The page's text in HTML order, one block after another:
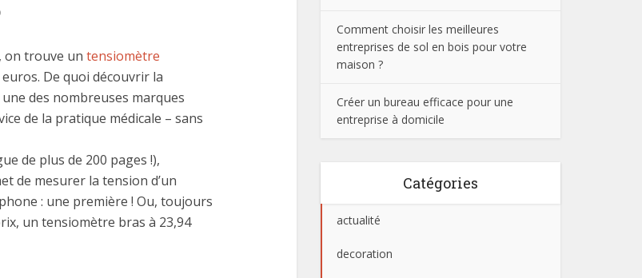
on trouve un tensiomètre
De quoi découvrir la
des nombreuses marques
de la pratique médicale – sans
de plus de 200 pages !),
de mesurer la tension d’un
: une première ! Ou, toujours
un tensiomètre bras à 23,94
Comment choisir les meilleures
entreprises de sol en bois pour votre
maison ?
Créer un bureau efficace pour une
entreprise à domicile
Catégories
actualité
decoration